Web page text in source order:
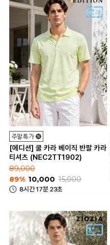
[에디션] 쿨 카라 베이직 반팔 카라
티셔츠 (NEC2TT1902)
89,000
89% 10,000 15,000
8시간 17분 23초